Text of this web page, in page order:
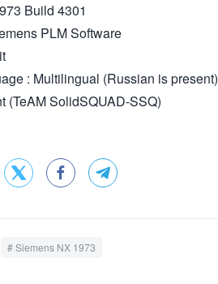
Build 4301
PLM Software
: Multilingual (Russian is present)
(TeAM SolidSQUAD-SSQ)
  
Siemens NX 1973